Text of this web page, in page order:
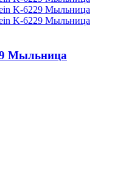
Мыльница